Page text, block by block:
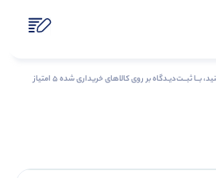
شمـا هـم دربـاره ایـن کــالا دیــدگاه ثبــت کنید، بــا ثبــت‌دیـدگاه بر روی کالاهای خریداری شده ۵ امتیاز